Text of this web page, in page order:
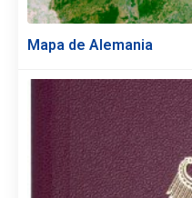
Mapa de Alemania